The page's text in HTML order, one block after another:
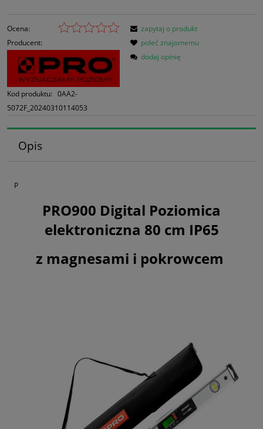
Ocena:
Producent:
Kod produktu: 0AA2-
5072F_20240310114053
zapytaj o produkt
poleć znajomemu
dodaj opinię
Opis
P
PRO900 Digital Poziomica
elektroniczna 80 cm IP65
z magnesami i pokrowcem